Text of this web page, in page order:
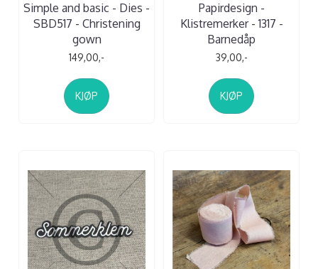
Simple and basic - Dies -
SBD517 - Christening
gown
149,00,-
KJØP
Papirdesign -
Klistremerker - 1317 -
Barnedåp
39,00,-
KJØP